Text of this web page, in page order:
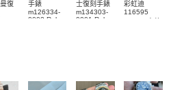
復
手錶
m126334-
0002 Rolex
士復刻手錶
m134303-
0001 Rolex
彩虹迪
116595